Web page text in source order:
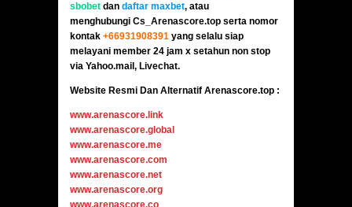
sbobet dan daftar maxbet, atau
menghubungi Cs_Arenascore.top serta nomor
kontak +66931908391 yang selalu siap
melayani member 24 jam x setahun non stop
via Yahoo.mail, Livechat.
Website Resmi Dan Alternatif Arenascore.top :
www.arenascore.link
www.arenascore.global
www.arenascore.me
www.arenascore.com
www.arenascore.net
www.arenascore.org
www.arenascore.co